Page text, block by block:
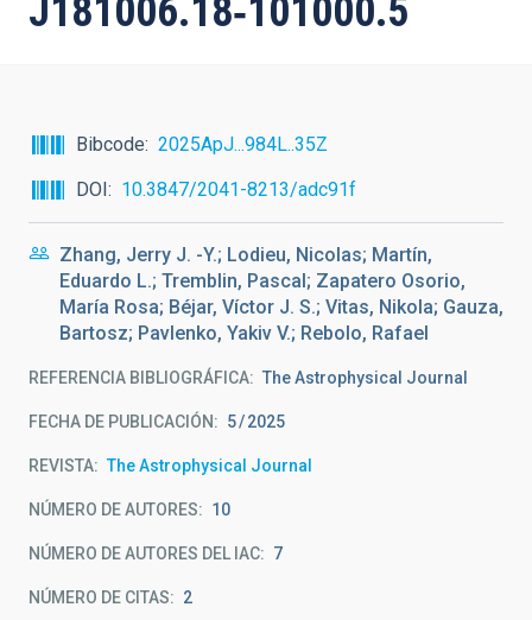
la
J181006.18‑101000.5
Bibcode
2025ApJ...984L..35Z
DOI
10.3847/2041-8213/adc91f
Zhang, Jerry J. -Y.; Lodieu, Nicolas; Martín,
Eduardo L.; Tremblin, Pascal; Zapatero Osorio,
María Rosa; Béjar, Víctor J. S.; Vitas, Nikola; Gauza,
Bartosz; Pavlenko, Yakiv V.; Rebolo, Rafael
REFERENCIA BIBLIOGRÁFICA The Astrophysical Journal
FECHA DE PUBLICACIÓN: 5 2025
REVISTA The Astrophysical Journal
NÚMERO DE AUTORES 10
NÚMERO DE AUTORES DEL IAC 7
NÚMERO DE CITAS 2